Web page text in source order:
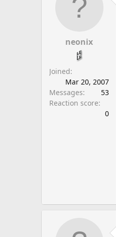
neonix
Joined
Mar 20, 2007
Messages
53
Reaction score
0